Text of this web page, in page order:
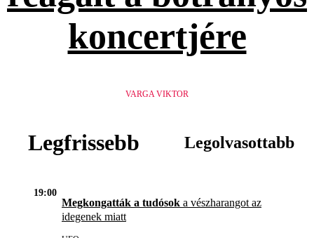
koncertjére
VARGA VIKTOR
Legfrissebb Legolvasottabb
19:00
Megkongatták a tudósok a vészharangot az
idegenek miatt